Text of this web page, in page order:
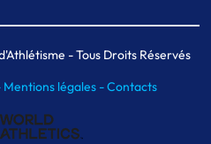
Paris indoor
de Paris- Tous Droits Réservés
Mentions légales -Contacts